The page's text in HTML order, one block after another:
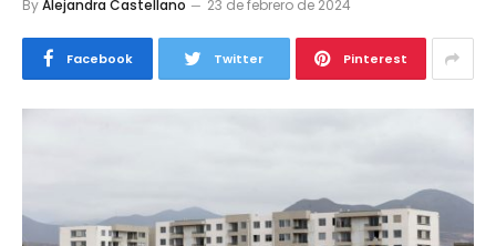
ByAlejandra Castellano 23 de febrero de 2024
Facebook Twitter Pinterest